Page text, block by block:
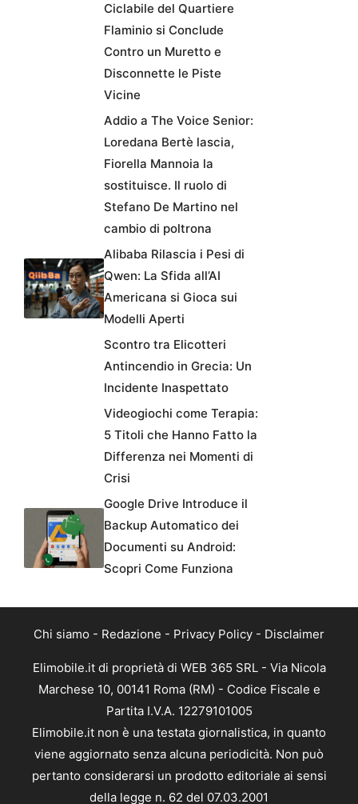
Ciclabile del Quartiere
Flaminio si Conclude
Contro un Muretto e
Disconnette le Piste
Vicine
Addio a The Voice Senior:
Loredana Bertè lascia,
Fiorella Mannoia la
sostituisce. Il ruolo di
Stefano De Martino nel
cambio di poltrona
Alibaba Rilascia i Pesi di
Qwen: La Sfida all’AI
Americana si Gioca sui
Modelli Aperti
Scontro tra Elicotteri
Antincendio in Grecia: Un
Incidente Inaspettato
Videogiochi come Terapia:
5 Titoli che Hanno Fatto la
Differenza nei Momenti di
Crisi
Google Drive Introduce il
Backup Automatico dei
Documenti su Android:
Scopri Come Funziona
Chi siamo - Redazione - Privacy Policy - Disclaimer
Elimobile.it di proprietà di WEB 365 SRL - Via Nicola
Marchese 10, 00141 Roma (RM) - Codice Fiscale e
Partita I.V.A. 12279101005
Elimobile.it non è una testata giornalistica, in quanto
viene aggiornato senza alcuna periodicità. Non può
pertanto considerarsi un prodotto editoriale ai sensi
della legge n. 62 del 07.03.2001